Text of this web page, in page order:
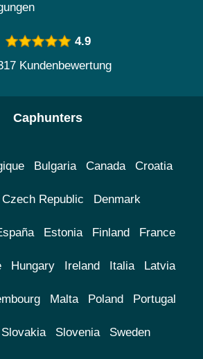
4.9
Kundenbewertung
Caphunters
Bulgaria Canada Croatia
Czech Republic Denmark
Estonia Finland France
Hungary Ireland Italia Latvia
Malta Poland Portugal
Slovakia Slovenia Sweden